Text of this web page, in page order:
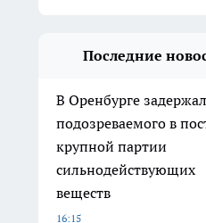
Последние
В Оренбурге
подозреваемого в
крупной партии
сильнодействующих
веществ
16:15